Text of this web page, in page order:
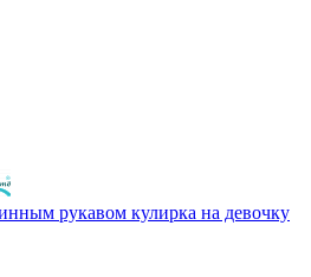
рукавом кулирка на девочку